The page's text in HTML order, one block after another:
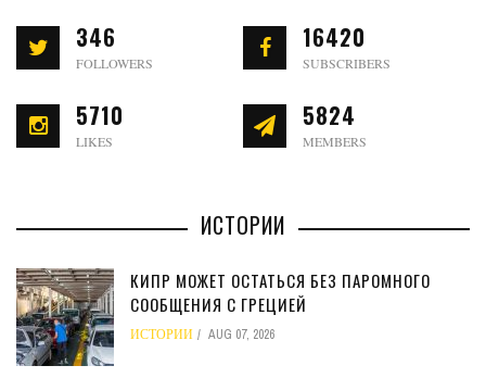
346
FOLLOWERS
16420
SUBSCRIBERS
5710
LIKES
5824
MEMBERS
ИСТОРИИ
КИПР МОЖЕТ ОСТАТЬСЯ БЕЗ ПАРОМНОГО
СООБЩЕНИЯ С ГРЕЦИЕЙ
ИСТОРИИ AUG 07, 2026